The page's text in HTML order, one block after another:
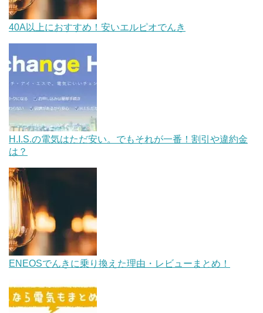
40A以上におすすめ！安いエルピオでんき
H.I.S.の電気はただ安い。でもそれが一番！割引や違約金
は？
ENEOSでんきに乗り換えた理由・レビューまとめ！